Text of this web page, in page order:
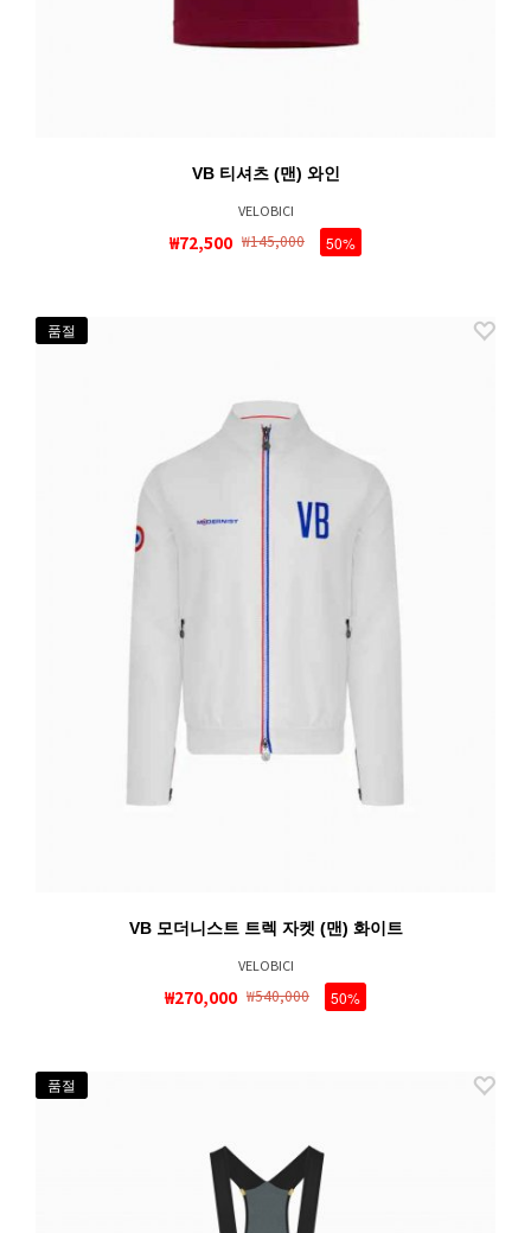
VB 티셔츠 (맨) 와인
VELOBICI
₩72,500 ₩145,000 50%
품절
VB 모더니스트 트렉 자켓 (맨) 화이트
VELOBICI
₩270,000 ₩540,000 50%
품절